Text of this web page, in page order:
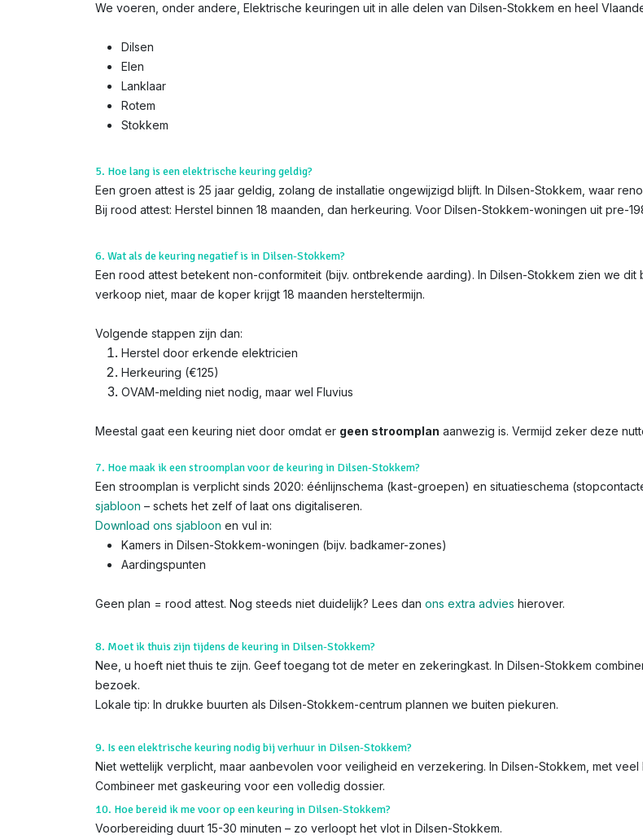
We voeren, onder andere, Elektrische keuringen uit in alle delen van Dilsen-Stokkem en heel
Dilsen
Elen
Lanklaar
Rotem
Stokkem
5. Hoe lang is een elektrische keuring geldig?
Een groen attest is 25 jaar geldig, zolang de installatie ongewijzigd blijft. In Dilsen-Stokkem, waar
Bij rood attest: Herstel binnen 18 maanden, dan herkeuring. Voor Dilsen-Stokkem-woningen uit pre-
6. Wat als de keuring negatief is in Dilsen-Stokkem?
Een rood attest betekent non-conformiteit (bijv. ontbrekende aarding). In Dilsen-Stokkem zien we
verkoop niet, maar de koper krijgt 18 maanden hersteltermijn.
Volgende stappen zijn dan:
Herstel door erkende elektricien
Herkeuring (€125)
OVAM-melding niet nodig, maar wel Fluvius
Meestal gaat een keuring niet door omdat er geen stroomplan aanwezig is. Vermijd zeker deze
7. Hoe maak ik een stroomplan voor de keuring in Dilsen-Stokkem?
Een stroomplan is verplicht sinds 2020: éénlijnschema (kast-groepen) en situatieschema
sjabloon – schets het zelf of laat ons digitaliseren.
Download ons sjabloon en vul in:
Kamers in Dilsen-Stokkem-woningen (bijv. badkamer-zones)
Aardingspunten
Geen plan = rood attest. Nog steeds niet duidelijk? Lees dan ons extra advies hierover.
8. Moet ik thuis zijn tijdens de keuring in Dilsen-Stokkem?
Nee, u hoeft niet thuis te zijn. Geef toegang tot de meter en zekeringkast. In Dilsen-Stokkem
bezoek.
Lokale tip: In drukke buurten als Dilsen-Stokkem-centrum plannen we buiten piekuren.
9. Is een elektrische keuring nodig bij verhuur in Dilsen-Stokkem?
Niet wettelijk verplicht, maar aanbevolen voor veiligheid en verzekering. In Dilsen-Stokkem, met
Combineer met gaskeuring voor een volledig dossier.
10. Hoe bereid ik me voor op een keuring in Dilsen-Stokkem?
Voorbereiding duurt 15-30 minuten – zo verloopt het vlot in Dilsen-Stokkem.